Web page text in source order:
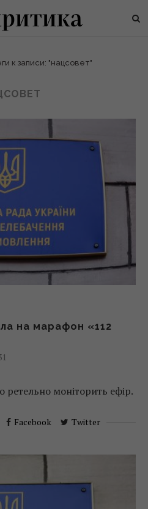
к записи: "нацсовет"
на марафон «112
моніторить ефір.
Facebook Twitter